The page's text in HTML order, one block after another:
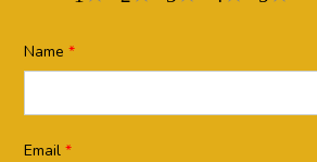
Name *
Email *